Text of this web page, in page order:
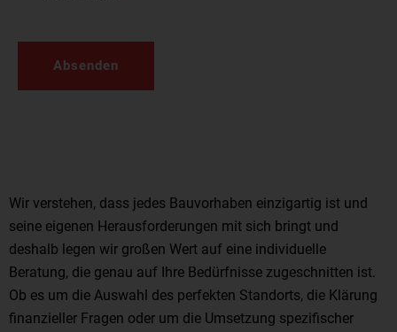
Wir verstehen, dass jedes Bauvorhaben einzigartig ist und
seine eigenen Herausforderungen mit sich bringt und
deshalb legen wir großen Wert auf eine individuelle
Beratung, die genau auf Ihre Bedürfnisse zugeschnitten ist.
Ob es um die Auswahl des perfekten Standorts, die Klärung
finanzieller Fragen oder um die Umsetzung spezifischer